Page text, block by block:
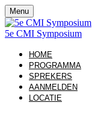
Menu
5e CMI Symposium
HOME
PROGRAMMA
SPREKERS
AANMELDEN
LOCATIE